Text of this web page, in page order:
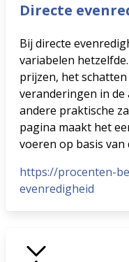
Directe
Bij directe
variabelen
prijzen, het
veranderingen in
andere praktische
pagina maakt het
voeren op basis van
https://procenten-
evenredigheid